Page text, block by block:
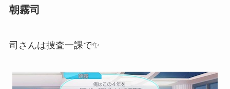
朝霧司
司さんは捜査一課で✨